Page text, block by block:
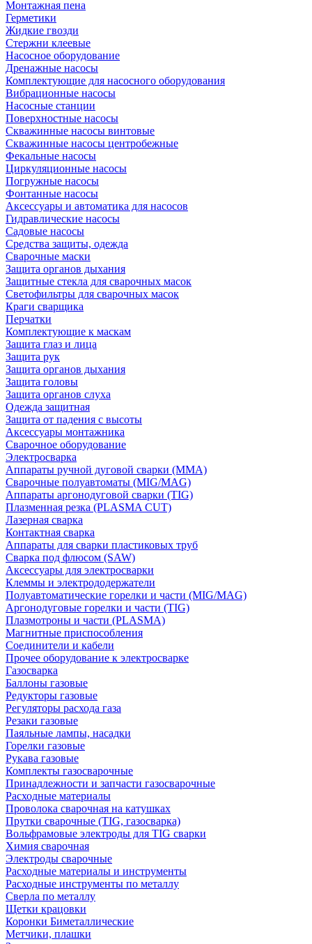
Монтажная пена
Герметики
Жидкие гвозди
Стержни клеевые
Насосное оборудование
Дренажные насосы
Комплектующие для насосного оборудования
Вибрационные насосы
Насосные станции
Поверхностные насосы
Скважинные насосы винтовые
Скважинные насосы центробежные
Фекальные насосы
Циркуляционные насосы
Погружные насосы
Фонтанные насосы
Аксессуары и автоматика для насосов
Гидравлические насосы
Садовые насосы
Средства защиты, одежда
Сварочные маски
Защита органов дыхания
Защитные стекла для сварочных масок
Светофильтры для сварочных масок
Краги сварщика
Перчатки
Комплектующие к маскам
Защита глаз и лица
Защита рук
Защита органов дыхания
Защита головы
Защита органов слуха
Одежда защитная
Защита от падения с высоты
Аксессуары монтажника
Сварочное оборудование
Электросварка
Аппараты ручной дуговой сварки (MMA)
Сварочные полуавтоматы (MIG/MAG)
Аппараты аргонодуговой сварки (TIG)
Плазменная резка (PLASMA CUT)
Лазерная сварка
Контактная сварка
Аппараты для сварки пластиковых труб
Сварка под флюсом (SAW)
Аксессуары для электросварки
Клеммы и электрододержатели
Полуавтоматические горелки и части (MIG/MAG)
Аргонодуговые горелки и части (TIG)
Плазмотроны и части (PLASMA)
Магнитные приспособления
Соединители и кабели
Прочее оборудование к электросварке
Газосварка
Баллоны газовые
Редукторы газовые
Регуляторы расхода газа
Резаки газовые
Паяльные лампы, насадки
Горелки газовые
Рукава газовые
Комплекты газосварочные
Принадлежности и запчасти газосварочные
Расходные материалы
Проволока сварочная на катушках
Прутки сварочные (TIG, газосварка)
Вольфрамовые электроды для TIG сварки
Химия сварочная
Электроды сварочные
Расходные материалы и инструменты
Расходные инструменты по металлу
Сверла по металлу
Щетки крацовки
Коронки Биметаллические
Метчики, плашки